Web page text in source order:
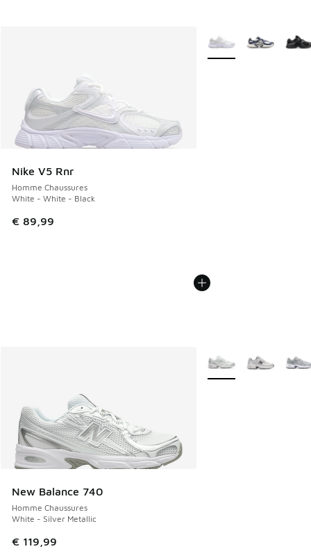
Nike V5 Rnr
Homme Chaussures
White - White - Black
€ 89,99
Plus de couleurs
New Balance 740
Homme Chaussures
White - Silver Metallic
€ 119,99
Plus de couleurs